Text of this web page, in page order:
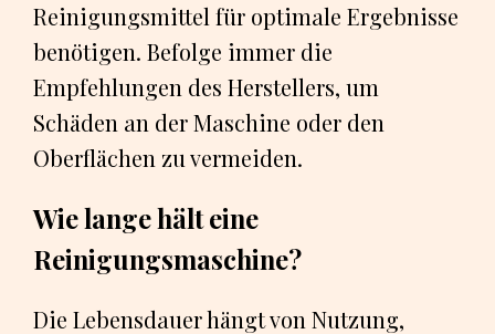
Reinigungsmittel für optimale Ergebnisse
benötigen. Befolge immer die
Empfehlungen des Herstellers, um
Schäden an der Maschine oder den
Oberflächen zu vermeiden.
Wie lange hält eine
Reinigungsmaschine?
Die Lebensdauer hängt von Nutzung,